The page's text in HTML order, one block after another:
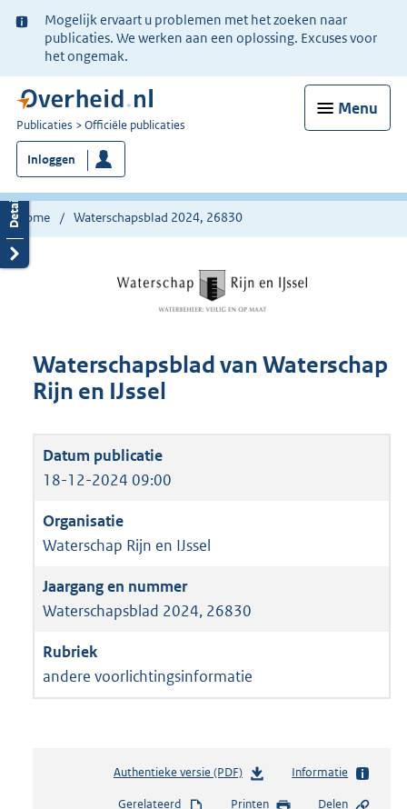
Ter
informatie:
Mogelijk ervaart u problemen met het zoeken naar
publicaties. We werken aan een oplossing. Excuses voor
het ongemak.
Menu
U
bent
nu
hier:
Publicaties Officiële publicaties
Inloggen
Home Waterschapsblad 2024, 26830
Waterschapsblad van Waterschap
Rijn en IJssel
18-12-2024 09:00
Waterschap Rijn en IJssel
Waterschapsblad 2024, 26830
andere voorlichtingsinformatie
Authentieke versie (PDF)b
Informatie
Gerelateerd Printen Delen